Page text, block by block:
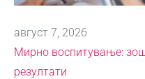
август 7, 2026
Мирно воспитување:
резултати